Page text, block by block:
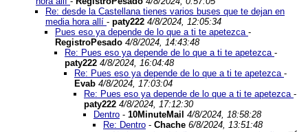
Re: desde la Castellana tienes varios buses que te dejan en
media hora allí - paty222 4/8/2024, 12:05:34
Pues eso ya depende de lo que a ti te apetezca -
RegistroPesado 4/8/2024, 14:43:48
Re: Pues eso ya depende de lo que a ti te apetezca -
paty222 4/8/2024, 16:04:48
Re: Pues eso ya depende de lo que a ti te apetezca -
Evab 4/8/2024, 17:03:04
Re: Pues eso ya depende de lo que a ti te apetezca -
paty222 4/8/2024, 17:12:30
Dentro - 10MinuteMail 4/8/2024, 18:58:28
Re: Dentro - Chache 6/8/2024, 13:51:48